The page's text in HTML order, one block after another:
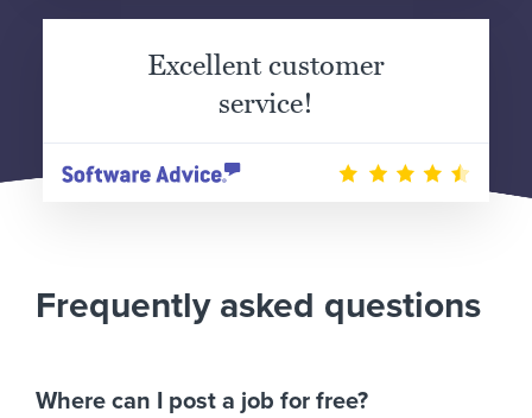
Excellent customer
service!
Frequently asked questions
Where can I post a job for free?